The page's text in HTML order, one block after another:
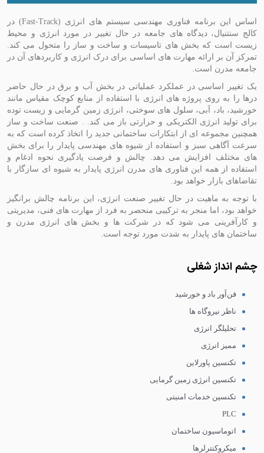
اساس این برنامه فناوری مهندسی سیستم های انرژی (Fast-Track) در
کالج سنتنیال، دیدگاه های جامعه در حال تغییر در مورد انرژی و محیط
زیست است که بخش های تاسیسات و ساخت و ساز را متحول می کند.
تمرکز آن بر ارائه مهارت های اساسی برای درک انرژی و کاربردهای آن در
جامعه مدرن است.
یک تغییر اساسی در عملکرد عملیاتی در بخش آب و برق در حال حاضر
درها را به روی پروژه های انرژی با استفاده از منابع کوچک مقیاس مانند
خورشید، باد، آبی، سلول های سوختی، انرژی زمین گرمایی و زیست توده
برای تولید انرژی الکتریکی و حرارتی باز می کند. . صنعت ساخت و ساز
همچنین مجموعه ای از ابتکارات ساختمانی جدید را اتخاذ کرده است که به
سرعت آگاهی سبز و استفاده از شیوه های مهندسی پایدار را برای بخش
های مختلف افزایش می دهد. چالش و فرصت یادگیری نحوه ادغام و
استفاده از همه این فناوری های مدرن انرژی پایدار به شیوه ای سازگار با
تقاضاهای بازار خواهد بود.
با توجه به ماهیت در حال تغییر صنعت انرژی، این برنامه چالش برانگیز
خواهد بود، اما منجر به ترکیبی منحصر به فرد از مهارت های فنی، مدیریتی
و کارآفرینی می شود که در شرکت ها و بخش های انرژی مدرن و
ساختمان های پایدار به شدت مورد توجه است.
چشم انداز شغلی
فن‌آور باد و خورشید
ناظر نیروگاه ها
تحلیلگر انرژی
ممیز انرژی
تکنسین پاورلاین
تکنسین انرژی زمین گرمایی
تکنسین خدمات امنیتی
PLC
اتوماسیون ساختمان
میکروکنترلرها